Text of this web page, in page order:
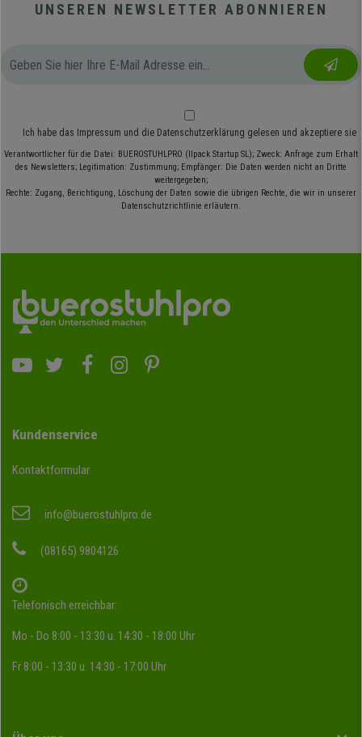
UNSEREN NEWSLETTER ABONNIEREN
Ich habe das Impressum und die Datenschutzerklärung gelesen und akzeptiere sie
Verantwortlicher für die Datei: BUEROSTUHLPRO (Ilpack Startup SL); Zweck: Anfrage zum Erhalt
des Newsletters; Legitimation: Zustimmung; Empfänger: Die Daten werden nicht an Dritte
weitergegeben;
Rechte: Zugang, Berichtigung, Löschung der Daten sowie die übrigen Rechte, die wir in unserer
Datenschutzrichtlinie erläutern.
Kundenservice
Kontaktformular
info@buerostuhlpro.de
(08165) 9804126
Telefonisch erreichbar:
Mo - Do 8:00 - 13:30 u. 14:30 - 18:00 Uhr
Fr 8:00 - 13:30 u. 14:30 - 17:00 Uhr